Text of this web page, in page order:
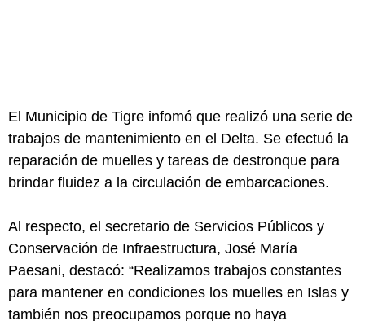
El Municipio de Tigre infomó que realizó una serie de
trabajos de mantenimiento en el Delta. Se efectuó la
reparación de muelles y tareas de destronque para
brindar fluidez a la circulación de embarcaciones.
Al respecto, el secretario de Servicios Públicos y
Conservación de Infraestructura, José María
Paesani, destacó: “Realizamos trabajos constantes
para mantener en condiciones los muelles en Islas y
también nos preocupamos porque no haya